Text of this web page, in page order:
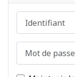
Identifiant